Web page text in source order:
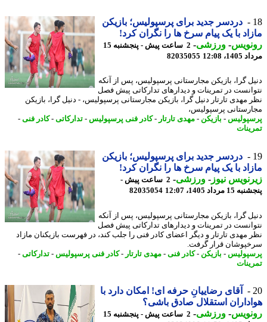
دردسر جدید برای پرسپولیس؛ بازیکن
با یک پیام سرخ ها را نگران کرد!
-ورزشی-
2 ساعت پیش - پنجشنبه 15
12:08
82035055
گرا، بازیکن مجارستانی پرسپولیس، پس از آنکه
در تمرینات و دیدارهای تدارکاتی پیش فصل
مهدی تارتار دنیل گرا، بازیکن مجارستانی پرسپولیس، - دنیل گرا، بازیکن
پرسپولیس،
-بازیکن -مهدی تارتار- کادر فنی پرسپولیس-تدارکاتی-کادر فنی -
دردسر جدید برای پرسپولیس؛ بازیکن
با یک پیام سرخ ها را نگران کرد!
نیوز-ورزشی-
2 ساعت پیش -
1405، 12:07
82035054
گرا، بازیکن مجارستانی پرسپولیس، پس از آنکه
در تمرینات و دیدارهای تدارکاتی پیش فصل
مهدی تارتار و دیگر اعضای کادر فنی را جلب کند، در فهرست بازیکنان مازاد
قرار گرفت.
-بازیکن -کادر فنی -مهدی تارتار- کادر فنی پرسپولیس-تدارکاتی-
آقای رضاییانِ حرفه ای! امکان دارد با
استقلال صادق باشی؟
-ورزشی-
2 ساعت پیش - پنجشنبه 15